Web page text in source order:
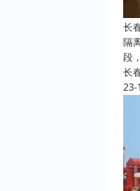
长
隔
段
长
23-